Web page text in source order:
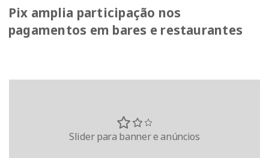
Pix amplia participação nos
pagamentos em bares e restaurantes
Slider para banner e anúncios